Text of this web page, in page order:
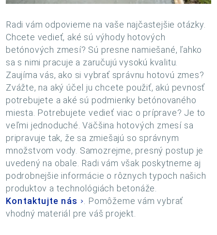
Radi vám odpovieme na vaše najčastejšie otázky.
Chcete vedieť, aké sú výhody hotových
betónových zmesí? Sú presne namiešané, ľahko
sa s nimi pracuje a zaručujú vysokú kvalitu.
Zaujíma vás, ako si vybrať správnu hotovú zmes?
Zvážte, na aký účel ju chcete použiť, akú pevnosť
potrebujete a aké sú podmienky betónovaného
miesta. Potrebujete vedieť viac o príprave? Je to
veľmi jednoduché. Väčšina hotových zmesí sa
pripravuje tak, že sa zmiešajú so správnym
množstvom vody. Samozrejme, presný postup je
uvedený na obale. Radi vám však poskytneme aj
podrobnejšie informácie o rôznych typoch našich
produktov a technológiách betonáže.
Kontaktujte nás
. Pomôžeme vám vybrať
vhodný materiál pre váš projekt.